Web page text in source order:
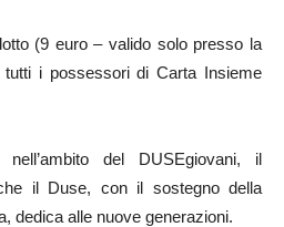
(9 euro – valido solo presso la
tutti i possessori di Carta Insieme
del DUSEgiovani, il
il Duse, con il sostegno della
dedica alle nuove generazioni.